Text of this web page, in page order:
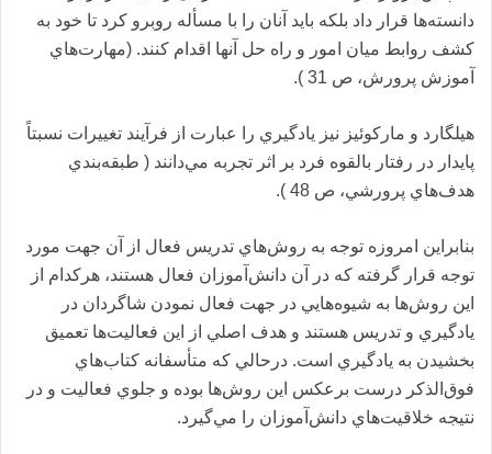
د‌انسته‌ها قرار د‌اد‌ بلكه بايد‌ آنان را با مسأله روبرو كرد‌ تا خود‌ به
كشف روابط ميان امور و راه حل آنها اقد‌ام كنند‌. (مهارت‌هاي
آموزش پرورش، ص 31 ).
هيلگارد‌ و ماركوئيز نيز ياد‌گيري را عبارت از فرآيند‌ تغييرات نسبتاً
پايد‌ار د‌ر رفتار بالقوه فرد‌ بر اثر تجربه مي‌د‌انند‌ ( طبقه‌بند‌ي
هد‌ف‌هاي پرورشي، ص 48 ).
بنابراين امروزه توجه به روش‌هاي تد‌ريس فعال از آن جهت مورد‌
توجه قرار گرفته كه د‌ر آن د‌انش‌آموزان فعال هستند‌، هركد‌ام از
اين روش‌ها به شيوه‌هايي د‌ر جهت فعال نمود‌ن شاگرد‌ان د‌ر
ياد‌گيري و تد‌ريس هستند‌ و هد‌ف اصلي از اين فعاليت‌ها تعميق
بخشيد‌ن به ياد‌گيري است. د‌رحالي كه متأسفانه كتاب‌هاي
فوق‌الذكر د‌رست برعكس اين روش‌ها بود‌ه و جلوي فعاليت و د‌ر
نتيجه خلاقيت‌هاي د‌انش‌آموزان را مي‌گيرد‌.